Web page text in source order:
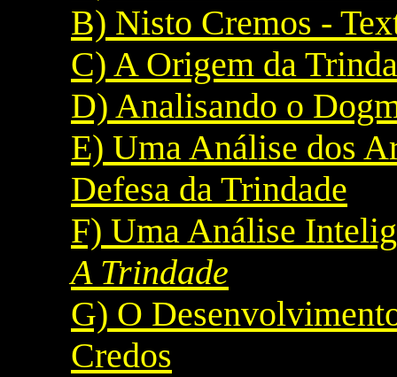
B) Nisto Cremos -
C) A Origem da
D) Analisando o
E) Uma Análise dos
Defesa da Trindade
F) Uma Análise
A Trindade
G) O
Credos